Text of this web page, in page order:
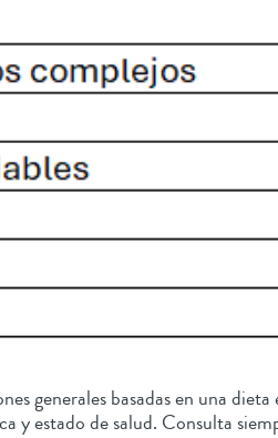
generales basadas en una
y estado de salud. Consulta